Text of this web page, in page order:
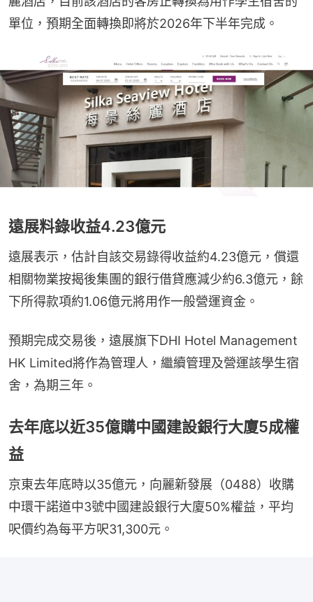
單位，預期全面轉換即將於2026年下半年完成。
遠展料錄收益4.23億元
遠展表示，估計自該交易錄得收益約4.23億元，償還
相關物業按揭後集團的銀行借貸應減少約6.3億元，餘
下所得款項約1.06億元將用作一般營運資金。
預期完成交易後，遠展旗下DHI Hotel Management
HK Limited將作為管理人，繼續管理及營運該學生宿
舍，為期三年。
去年底以近35億購中國建設銀行大廈5成權
益
京東去年底時以35億元，向麗新發展（0488）收購
中環干諾道中3號中國建設銀行大廈50%權益，平均
呎價约為每平方呎31,300元。